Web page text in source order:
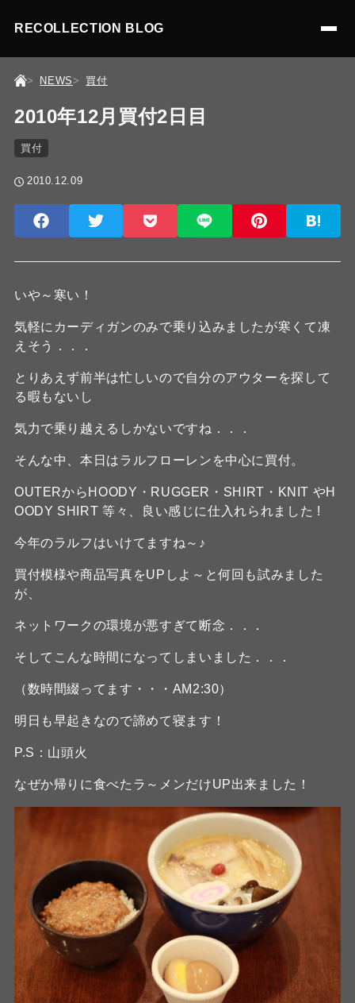
RECOLLECTION BLOG
NEWS 買付
2010年12月買付2日目
買付
2010.12.09
いや～寒い！
気軽にカーディガンのみで乗り込みましたが寒くて凍
えそう．．．
とりあえず前半は忙しいので自分のアウターを探して
る暇もないし
気力で乗り越えるしかないですね．．．
そんな中、本日はラルフローレンを中心に買付。
OUTERからHOODY・RUGGER・SHIRT・KNIT やH
OODY SHIRT 等々、良い感じに仕入れられました !
今年のラルフはいけてますね～♪
買付模様や商品写真をUPしよ～と何回も試みました
が、
ネットワークの環境が悪すぎて断念．．．
そしてこんな時間になってしまいました．．．
（数時間綴ってます・・・AM2:30）
明日も早起きなので諦めて寝ます！
P.S：山頭火
なぜか帰りに食べたラ～メンだけUP出来ました！